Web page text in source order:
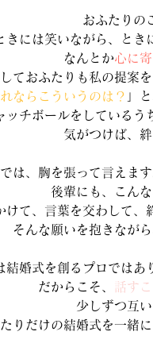
おふたりの
きには笑いながら、とき
なんとか心に
ておふたりも私の提案
ならこういうのは？ 」
ッチボールをしているう
気がつけば、
は、胸を張って言えます
後輩にも、こん
けて、言葉を交わして、
そんな願いを抱きなが
結婚式を創るプロではあ
だからこそ、
話す
少しずつ互
りだけの結婚式を一緒に